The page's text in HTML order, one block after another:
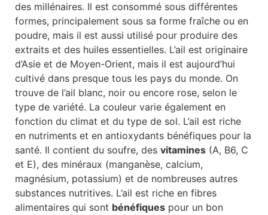
des millénaires. Il est consommé sous différentes
formes, principalement sous sa forme fraîche ou en
poudre, mais il est aussi utilisé pour produire des
extraits et des huiles essentielles. L’ail est originaire
d’Asie et de Moyen-Orient, mais il est aujourd’hui
cultivé dans presque tous les pays du monde. On
trouve de l’ail blanc, noir ou encore rose, selon le
type de variété. La couleur varie également en
fonction du climat et du type de sol. L’ail est riche
en nutriments et en antioxydants bénéfiques pour la
santé. Il contient du soufre, des vitamines (A, B6, C
et E), des minéraux (manganèse, calcium,
magnésium, potassium) et de nombreuses autres
substances nutritives. L’ail est riche en fibres
alimentaires qui sont bénéfiques pour un bon